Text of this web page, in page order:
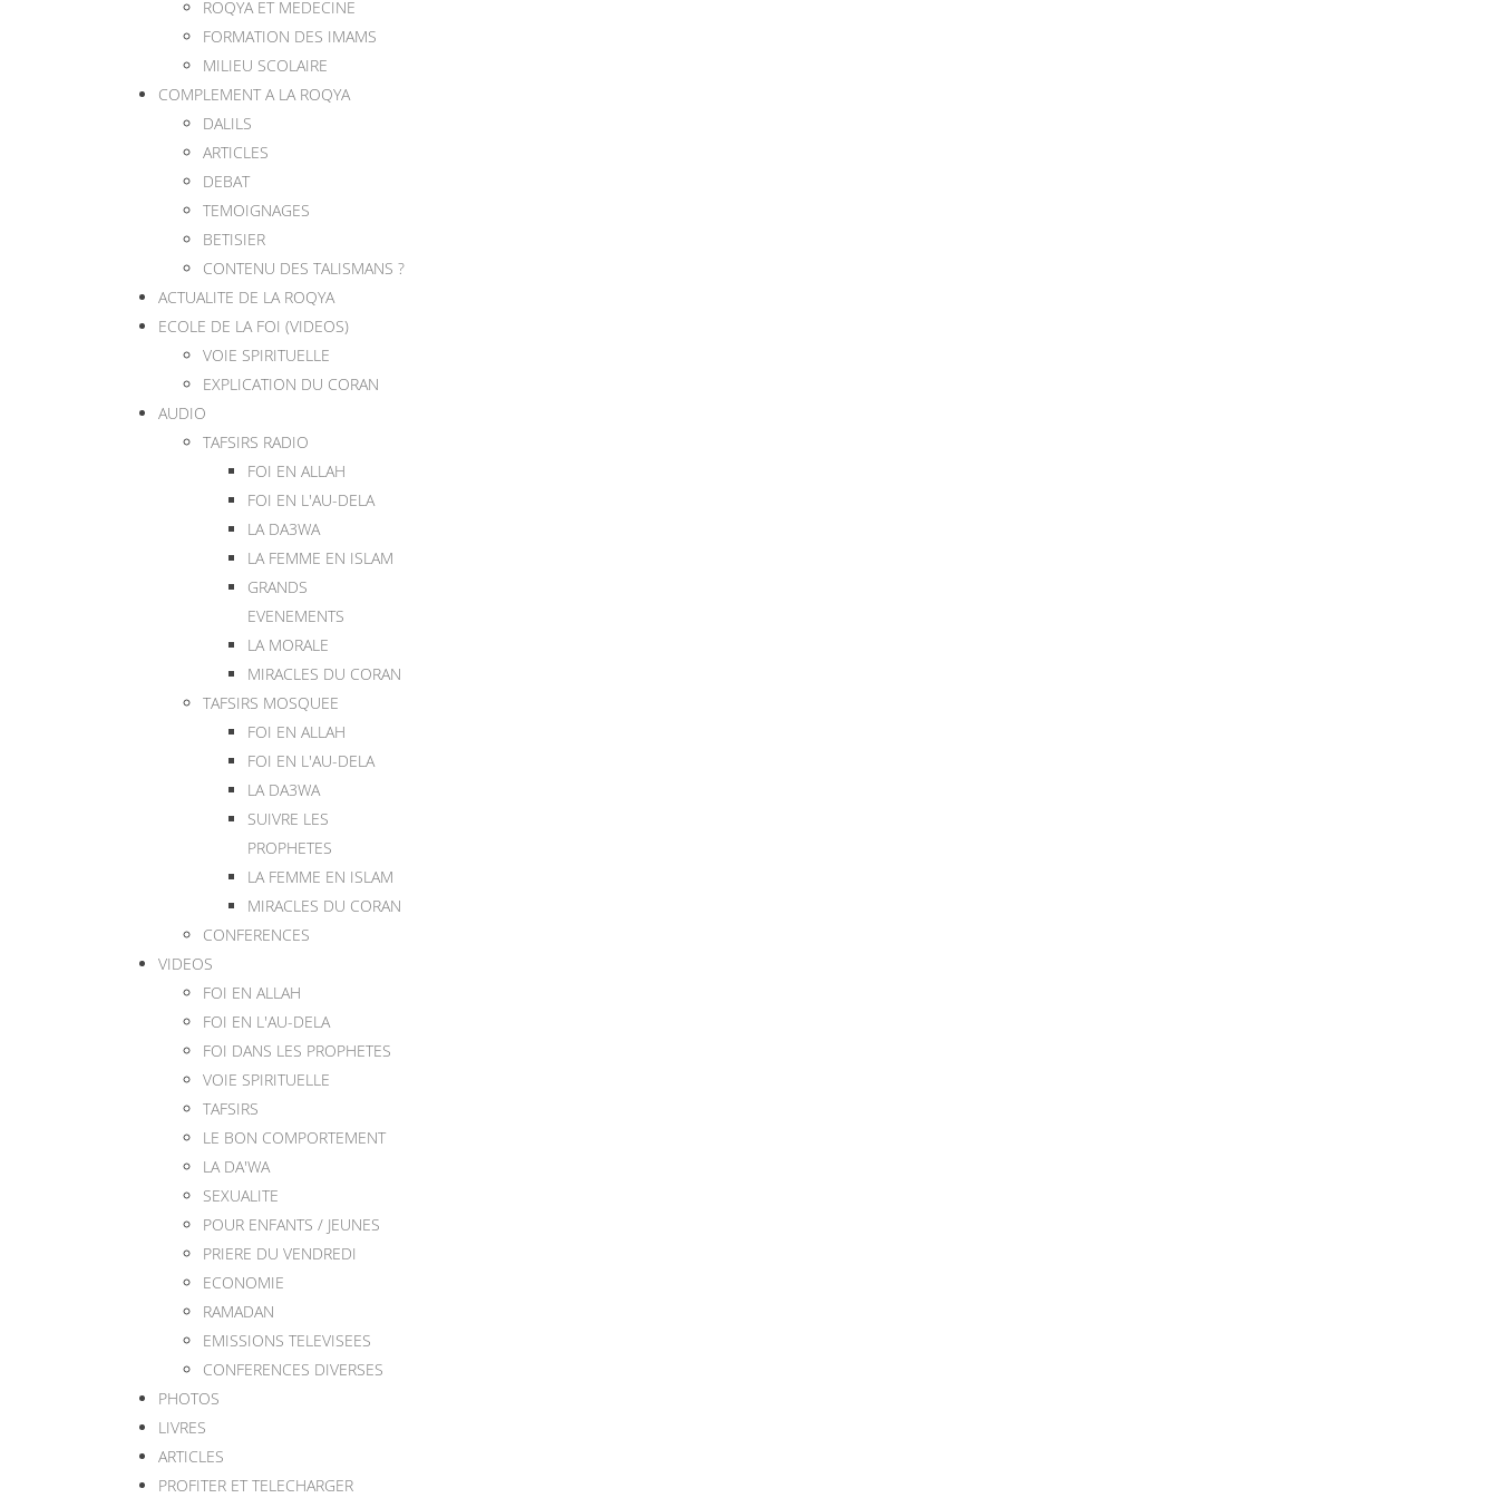
ROQYA ET MEDECINE
FORMATION DES IMAMS
MILIEU SCOLAIRE
COMPLEMENT A LA ROQYA
DALILS
ARTICLES
DEBAT
TEMOIGNAGES
BETISIER
CONTENU DES TALISMANS ?
ACTUALITE DE LA ROQYA
ECOLE DE LA FOI (VIDEOS)
VOIE SPIRITUELLE
EXPLICATION DU CORAN
AUDIO
TAFSIRS RADIO
FOI EN ALLAH
FOI EN L'AU-DELA
LA DA3WA
LA FEMME EN ISLAM
GRANDS
EVENEMENTS
LA MORALE
MIRACLES DU CORAN
TAFSIRS MOSQUEE
FOI EN ALLAH
FOI EN L'AU-DELA
LA DA3WA
SUIVRE LES
PROPHETES
LA FEMME EN ISLAM
MIRACLES DU CORAN
CONFERENCES
VIDEOS
FOI EN ALLAH
FOI EN L'AU-DELA
FOI DANS LES PROPHETES
VOIE SPIRITUELLE
TAFSIRS
LE BON COMPORTEMENT
LA DA'WA
SEXUALITE
POUR ENFANTS / JEUNES
PRIERE DU VENDREDI
ECONOMIE
RAMADAN
EMISSIONS TELEVISEES
CONFERENCES DIVERSES
PHOTOS
LIVRES
ARTICLES
PROFITER ET TELECHARGER